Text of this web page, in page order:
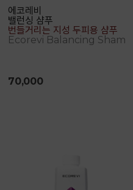
에코레비
밸런싱 샴푸
번들거리는 지성 두피용 샴푸
Ecorevi Balancing Shampoo
70,000